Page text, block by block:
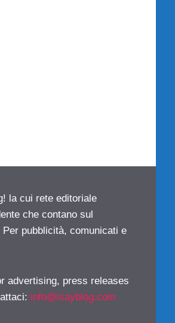
la cui rete editoriale
che contano sul
pubblicità, comunicati e
advertising, press releases
: info@isayblog.com